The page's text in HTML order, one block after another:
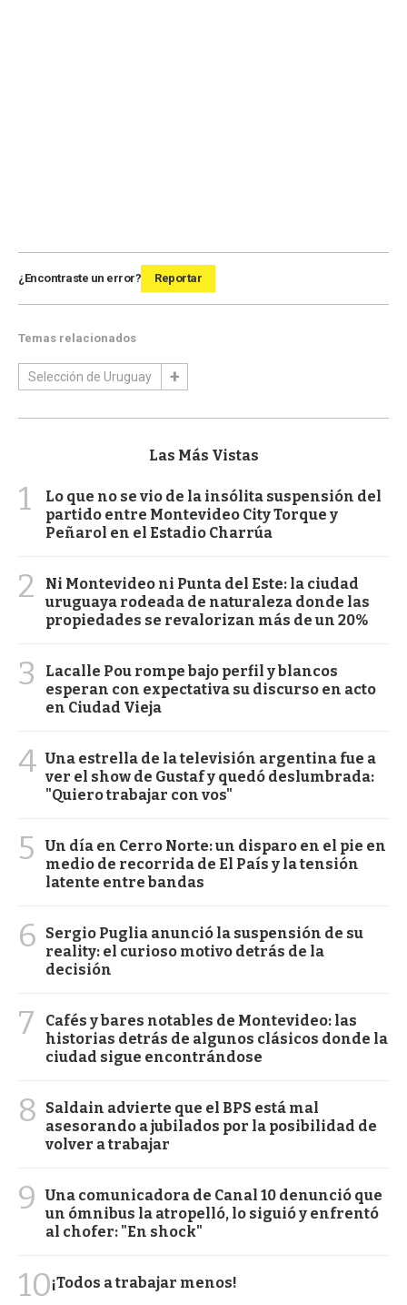
¿Encontraste un error? Reportar
Temas relacionados
Selección de Uruguay
Las Más Vistas
1
Lo que no se vio de la insólita suspensión del
partido entre Montevideo City Torque y
Peñarol en el Estadio Charrúa
2
Ni Montevideo ni Punta del Este: la ciudad
uruguaya rodeada de naturaleza donde las
propiedades se revalorizan más de un 20%
3
Lacalle Pou rompe bajo perfil y blancos
esperan con expectativa su discurso en acto
en Ciudad Vieja
4 Una estrella de la televisión argentina fue a
ver el show de Gustaf y quedó deslumbrada:
"Quiero trabajar con vos"
5
Un día en Cerro Norte: un disparo en el pie en
medio de recorrida de El País y la tensión
latente entre bandas
6
Sergio Puglia anunció la suspensión de su
reality: el curioso motivo detrás de la
decisión
7
Cafés y bares notables de Montevideo: las
historias detrás de algunos clásicos donde la
ciudad sigue encontrándose
8
Saldain advierte que el BPS está mal
asesorando a jubilados por la posibilidad de
volver a trabajar
9
Una comunicadora de Canal 10 denunció que
un ómnibus la atropelló, lo siguió y enfrentó
al chofer: "En shock"
10¡Todos a trabajar menos!